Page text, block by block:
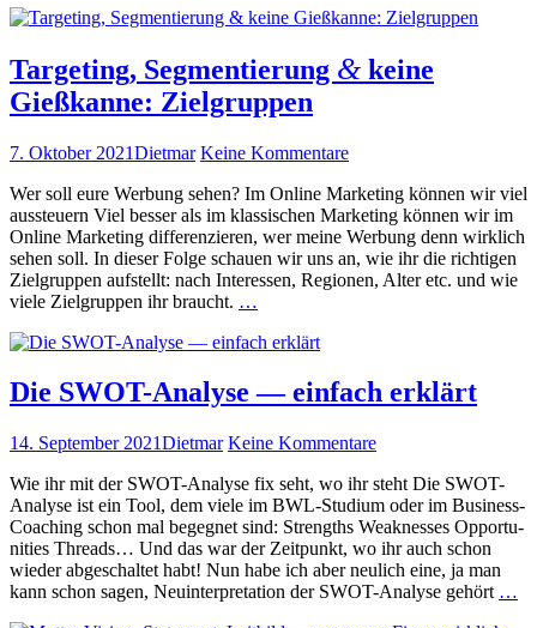
Suchergebnissen
Ist
immer
sin­
nvoll,
den
nis­
sen
zu sein?
weiterlesen
Targeting, Segmentierung & keine
Gießkanne: Zielgruppen
Veröffentlicht
7. Oktober 2021Autor
Dietmar Keine Kommentarezu
Segmentierung
&
keine
Gießkanne:
Zielgruppen
Wer soll eure Wer­bung sehen? Im Online Mar­ket­ing kön­nen wir viel
auss­teuern Viel bess­er als im klas­sis­chen Mar­ket­ing kön­nen wir im
Online Mar­ket­ing dif­feren­zieren, wer meine Wer­bung denn wirk­lich
sehen soll. In dieser Folge schauen wir uns an, wie ihr die richti­gen
Ziel­grup­pen auf­stellt: nach Inter­essen, Regio­nen, Alter etc. und wie
viele Ziel­grup­pen ihr braucht. …
ing,
men­
tierung
keine
Gießkanne:
Ziel­
grup­
pen
weiterlesen
Die SWOT-Analyse — einfach erklärt
Veröffentlicht
14. September 2021Autor
Dietmar Keine Kommentarezu
SWOT-
Analyse
—
einfach
erklärt
Wie ihr mit der SWOT-Analyse fix seht, wo ihr ste­ht Die SWOT-
Analyse ist ein Tool, dem viele im BWL-Studi­um oder im Busi­­ness-
Coach­ing schon mal begeg­net sind: Strengths Weak­ness­es Oppor­tu­
ni­ties Threads… Und das war der Zeit­punkt, wo ihr auch schon
wieder abgeschal­tet habt! Nun habe ich aber neulich eine, ja man
kann schon sagen, Neuin­ter­pre­ta­tion der SWOT-Analyse gehört …